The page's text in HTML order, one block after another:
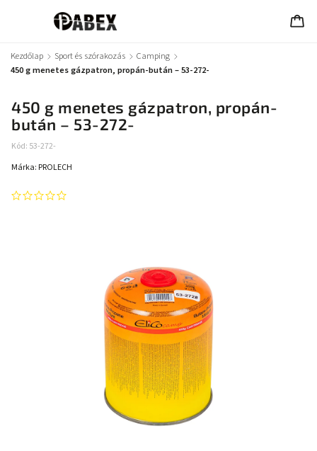
Kezdőlap / Sport és szórakozás / Camping /
450 g menetes gázpatron, propán-bután – 53-272-
450 g menetes gázpatron, propán-
bután – 53-272-
Kód: 53-272-
Márka: PROLECH